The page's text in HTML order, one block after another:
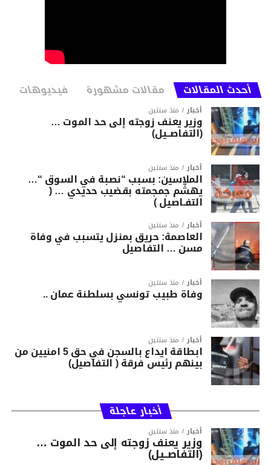
أحدث المقالات مقالات مشهورة فيديوهات
أخبار منذ سنتين
وزير يعنف زوجته إلى حد الموت …
(التفاصــيل)
أخبار منذ سنتين
الملاسين: بسبب “نصبة في السوق “…
يهشّم جمجمته بقضيب حديدي … (
التفـاصيل )
أخبار منذ سنتين
العاصمة: حريق بمنزل يتسبب في وفاة
مسن … التفاصيل
أخبار منذ سنتين
وفاة طبيب تونسي بسلطنة عمان ..
أخبار منذ سنتين
ابطاقة ايداع بالسجن في حق 5 امنيين من
بينهم رئيس فرقة ( التفاصيل)
أخبار عاجلة
أخبار منذ سنتين
وزير يعنف زوجته إلى حد الموت …
(التفاصــيل)